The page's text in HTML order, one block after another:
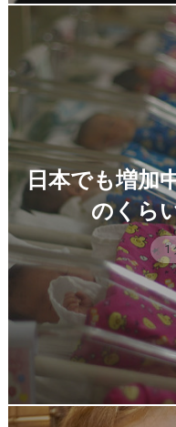
日本でも増加
のくら
1